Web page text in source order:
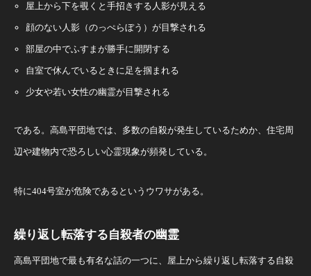
屋上から下を覗くと手招きする人影が見える
顔のない人影（のっぺらぼう）が目撃される
部屋の中でふすまが勝手に開閉する
自室で休んでいるときに足を掴まれる
少女や若い女性の幽霊が目撃される
である。高島平団地では、多数の自殺が発生しているためか、住宅周
辺や建物内で恐ろしい心霊現象が頻発している。
特に404号室が危険であるというウワサがある。
繰り返し転落する自殺者の幽霊
高島平団地で最も有名な話の一つに、屋上から繰り返し転落する自殺